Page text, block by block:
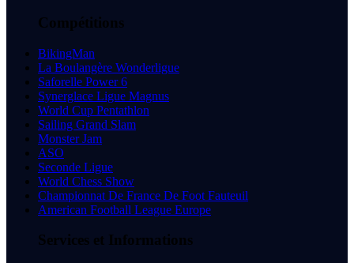
Compétitions
BikingMan
La Boulangère Wonderligue
Saforelle Power 6
Synerglace Ligue Magnus
World Cup Pentathlon
Sailing Grand Slam
Monster Jam
ASO
Seconde Ligue
World Chess Show
Championnat De France De Foot Fauteuil
American Football League Europe
Services et Informations